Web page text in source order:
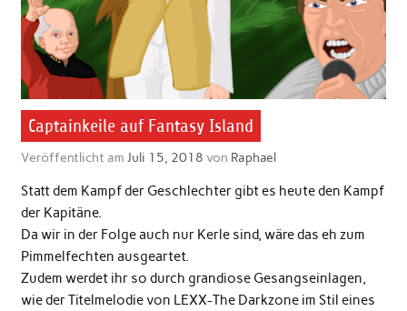
Captainkeile auf Fantasy Island
Veröffentlicht am Juli 15, 2018 von Raphael
Statt dem Kampf der Geschlechter gibt es heute den Kampf
der Kapitäne.
Da wir in der Folge auch nur Kerle sind, wäre das eh zum
Pimmelfechten ausgeartet.
Zudem werdet ihr so durch grandiose Gesangseinlagen,
wie der Titelmelodie von LEXX-The Darkzone im Stil eines